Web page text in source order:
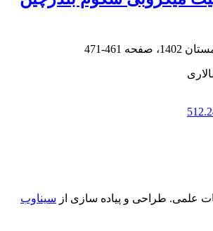
461-471
علمی. طراحی و پیاده سازی از سیناوب